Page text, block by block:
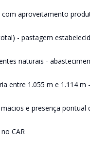
com aproveitamento
- pastagem
naturais -
entre 1.055 m e 1.114 m
e presença pontual
CAR